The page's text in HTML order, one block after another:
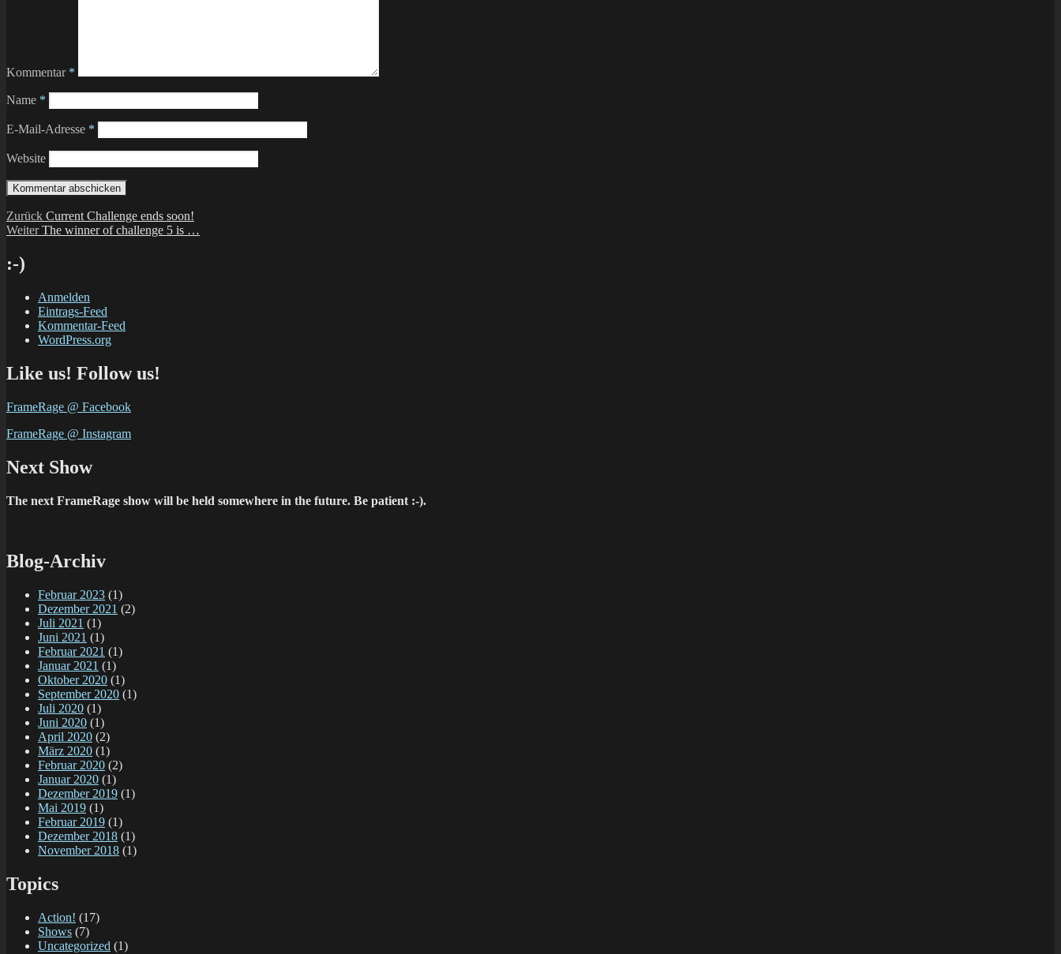
Kommentar *
Name *
E-Mail-Adresse *
Website
Beitragsnavigation
Zurück Vorheriger
Beitrag:
Current Challenge ends soon!
Weiter Nächster
The winner of challenge 5 is …
:-)
Anmelden
Eintrags-Feed
Kommentar-Feed
WordPress.org
Like us! Follow us!
FrameRage @ Facebook
FrameRage @ Instagram
Next Show
The next FrameRage show will be held somewhere in the future. Be patient :-).
Blog-Archiv
Februar 2023 (1)
Dezember 2021 (2)
Juli 2021 (1)
Juni 2021 (1)
Februar 2021 (1)
Januar 2021 (1)
Oktober 2020 (1)
September 2020 (1)
Juli 2020 (1)
Juni 2020 (1)
April 2020 (2)
März 2020 (1)
Februar 2020 (2)
Januar 2020 (1)
Dezember 2019 (1)
Mai 2019 (1)
Februar 2019 (1)
Dezember 2018 (1)
November 2018 (1)
Topics
Action! (17)
Shows (7)
Uncategorized (1)